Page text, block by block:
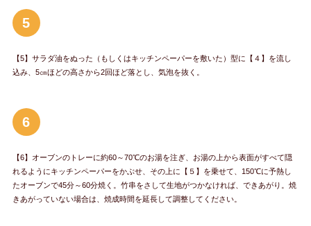
5
【5】サラダ油をぬった（もしくはキッチンペーパーを敷いた）型に【４】を流し
込み、5㎝ほどの高さから2回ほど落とし、気泡を抜く。
6
【6】オーブンのトレーに約60～70℃のお湯を注ぎ、お湯の上から表面がすべて隠
れるようにキッチンペーパーをかぶせ、その上に【５】を乗せて、150℃に予熱し
たオーブンで45分～60分焼く。竹串をさして生地がつかなければ、できあがり。焼
きあがっていない場合は、焼成時間を延長して調整してください。